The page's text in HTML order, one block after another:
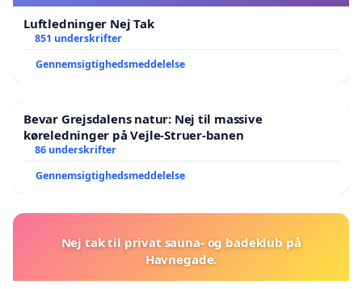
Luftledninger Nej Tak
851 underskrifter
Gennemsigtighedsmeddelelse
Bevar Grejsdalens natur: Nej til massive
køreledninger på Vejle-Struer-banen
86 underskrifter
Gennemsigtighedsmeddelelse
Nej tak til privat sauna- og badeklub på
Havnegade.